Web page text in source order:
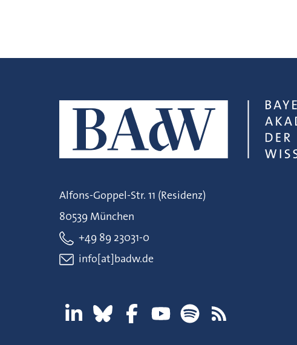
Alfons-Goppel-Str. 11 (Residenz)
80539 München
+49 89 23031-0
info[at]badw.de